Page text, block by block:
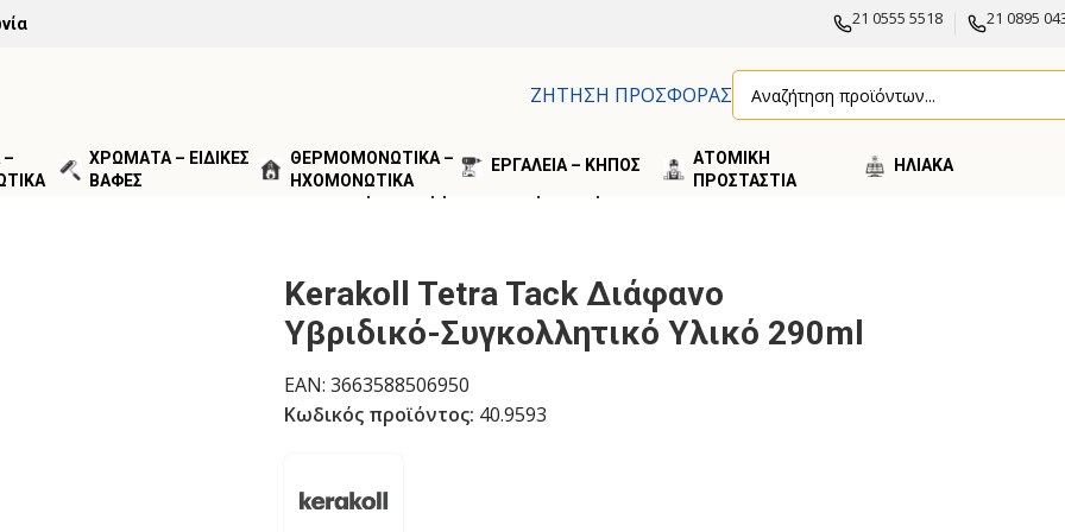
21 0555 5518 21 0895
ΖΗΤΗΣΗ ΠΡΟΣΦΟΡΑΣ
–
ΧΡΩΜΑΤΑ – ΕΙΔΙΚΕΣ
ΒΑΦΕΣ
ΘΕΡΜΟΜΟΝΩΤΙΚΑ –
ΗΧΟΜΟΝΩΤΙΚΑ
ΕΡΓΑΛΕΙΑ – ΚΗΠΟΣ
ΑΤΟΜΙΚΗ
ΠΡΟΣΤΑΣΤΙΑ
ΗΛΙΑΚA
ΑΡΜΩΝ/ Kerakoll Tetra Tack Διάφανο Υβριδικό-Συγκολλητικό Υλικό 290ml
Kerakoll Tetra Tack Διάφανο
Υβριδικό-Συγκολλητικό Υλικό 290ml
EAN: 3663588506950
Κωδικός προϊόντος: 40.9593